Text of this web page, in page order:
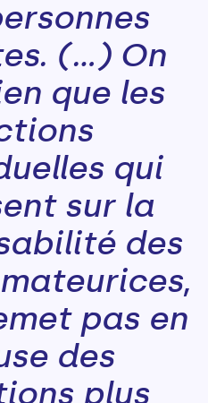
(...) On
que les
qui
sur la
des
pas en
des
plus